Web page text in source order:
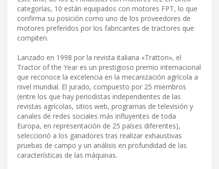
categorías, 10 están equipados con motores FPT, lo que
confirma su posición como uno de los proveedores de
motores preferidos por los fabricantes de tractores que
compiten.
Lanzado en 1998 por la revista italiana «Trattori», el
Tractor of the Year es un prestigioso premio internacional
que reconoce la excelencia en la mecanización agrícola a
nivel mundial. El jurado, compuesto por 25 miembros
(entre los que hay periodistas independientes de las
revistas agrícolas, sitios web, programas de televisión y
canales de redes sociales más influyentes de toda
Europa, en representación de 25 países diferentes),
seleccionó a los ganadores tras realizar exhaustivas
pruebas de campo y un análisis en profundidad de las
características de las máquinas.